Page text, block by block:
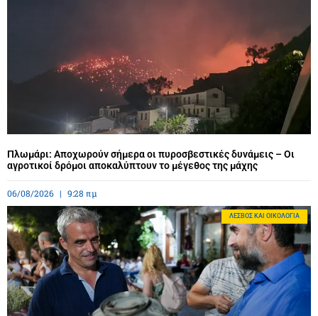
Πλωμάρι: Αποχωρούν σήμερα οι πυροσβεστικές δυνάμεις – Οι
αγροτικοί δρόμοι αποκαλύπτουν το μέγεθος της μάχης
06/08/2026 9:28 πμ
ΛΈΣΒΟΣ ΚΑΙ ΟΙΚΟΛΟΓΊΑ